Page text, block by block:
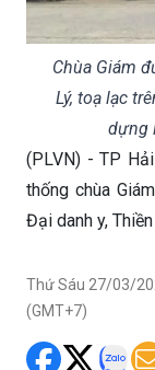
Chùa Giám
Lý, toạ lạc
dựng
(PLVN) - TP
thống chùa
Đại danh y,
Thứ Sáu 27/03/
(GMT+7)